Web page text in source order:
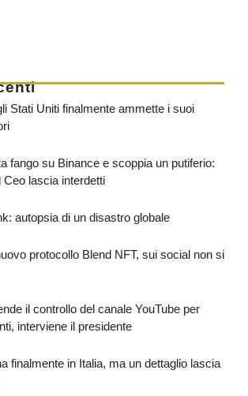
Stati Uniti finalmente ammette i suoi
fango su Binance e scoppia un putiferio:
Ceo lascia interdetti
autopsia di un disastro globale
protocollo Blend NFT, sui social non si
il controllo del canale YouTube per
interviene il presidente
finalmente in Italia, ma un dettaglio lascia